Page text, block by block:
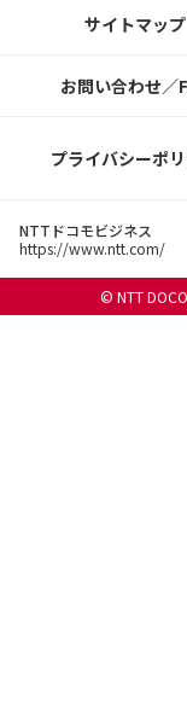
サイトマップ
お問い合わせ／
プライバシーポ
NTTドコモビジネス
https://www.ntt.com/
© NTT